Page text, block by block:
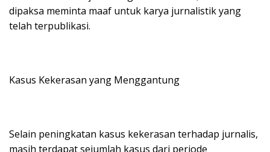
dipaksa meminta maaf untuk karya jurnalistik yang
telah terpublikasi.
Kasus Kekerasan yang Menggantung
Selain peningkatan kasus kekerasan terhadap jurnalis,
masih terdapat sejumlah kasus dari periode